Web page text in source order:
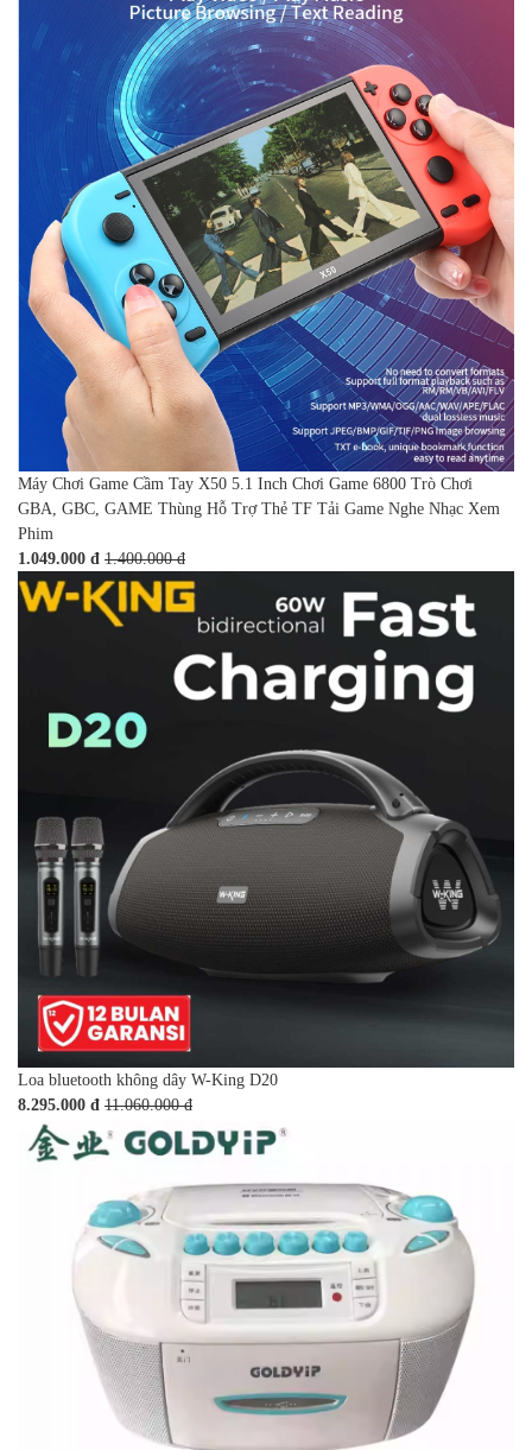
Máy Chơi Game Cầm Tay X50 5.1 Inch Chơi Game 6800 Trò Chơi
GBA, GBC, GAME Thùng Hỗ Trợ Thẻ TF Tải Game Nghe Nhạc Xem
Phim
1.049.000 đ 1.400.000 đ
Loa bluetooth không dây W-King D20
8.295.000 đ 11.060.000 đ